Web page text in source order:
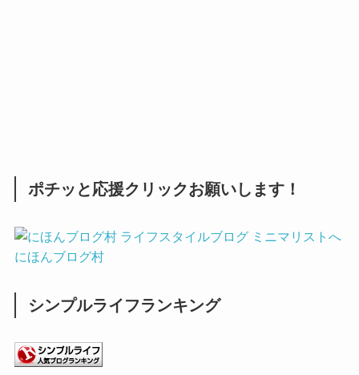
ポチッと応援クリックお願いします！
にほんブログ村
シンプルライフランキング